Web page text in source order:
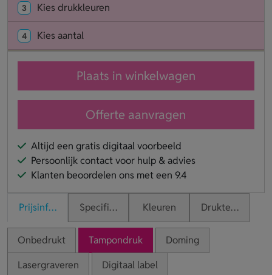
3 Kies drukkleuren
4 Kies aantal
Plaats in winkelwagen
Offerte aanvragen
Altijd een gratis digitaal voorbeeld
Persoonlijk contact voor hulp & advies
Klanten beoordelen ons met een 9.4
PrijsinformatieSpecificaties Kleuren Druktechnieken
Onbedrukt Tampondruk
Doming
Lasergraveren
Digitaal label